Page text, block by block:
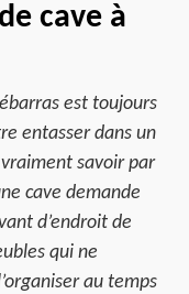
cave à
est toujours
entasser dans un
savoir par
cave demande
d’endroit de
qui ne
au temps